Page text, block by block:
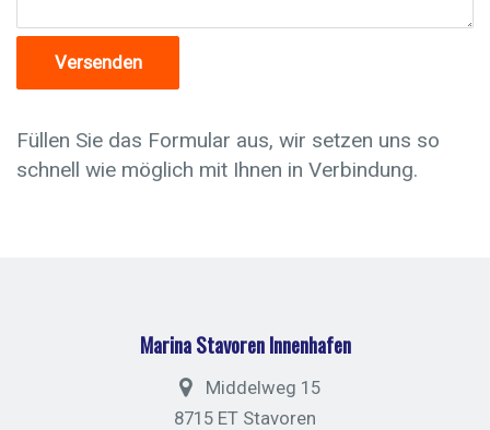
Füllen Sie das Formular aus, wir setzen uns so
schnell wie möglich mit Ihnen in Verbindung.
Marina Stavoren Innenhafen
Middelweg 15
8715 ET Stavoren